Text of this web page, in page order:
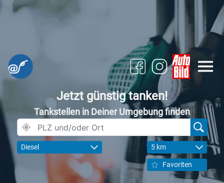
Jetzt günstig tanken!
Tankstellen in Deiner Umgebung finden
Diesel 5 km
Favoriten